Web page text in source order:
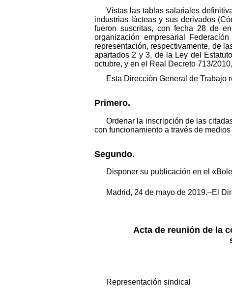
Vistas las tablas salariales
industrias lácteas y sus derivados
fueron suscritas, con fecha 28 de
organización empresarial
representación, respectivamente, de
apartados 2 y 3, de la Ley del
octubre, y en el Real Decreto 713/
Esta Dirección General de Trabajo
Primero.
Ordenar la inscripción de las
con funcionamiento a través de
Segundo.
Disponer su publicación en el
Madrid, 24 de mayo de 2019.–El
Acta de reunión de la
Representación sindical